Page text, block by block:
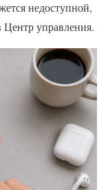
недоступной,
управления.